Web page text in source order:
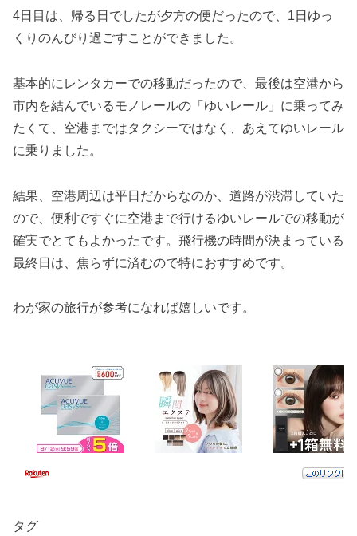
4日目は、帰る日でしたが夕方の便だったので、1日ゆっ
くりのんびり過ごすことができました。
基本的にレンタカーでの移動だったので、最後は空港から
市内を結んでいるモノレールの「ゆいレール」に乗ってみ
たくて、空港まではタクシーではなく、あえてゆいレール
に乗りました。
結果、空港周辺は平日だからなのか、道路が渋滞していた
ので、便利ですぐに空港まで行けるゆいレールでの移動が
確実でとてもよかったです。飛行機の時間が決まっている
最終日は、焦らずに済むので特におすすめです。
わが家の旅行が参考になれば嬉しいです。
タグ